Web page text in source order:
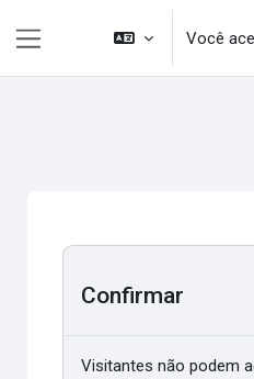
Ir para o conteúdo principal
Você
Confirmar
Visitantes não podem